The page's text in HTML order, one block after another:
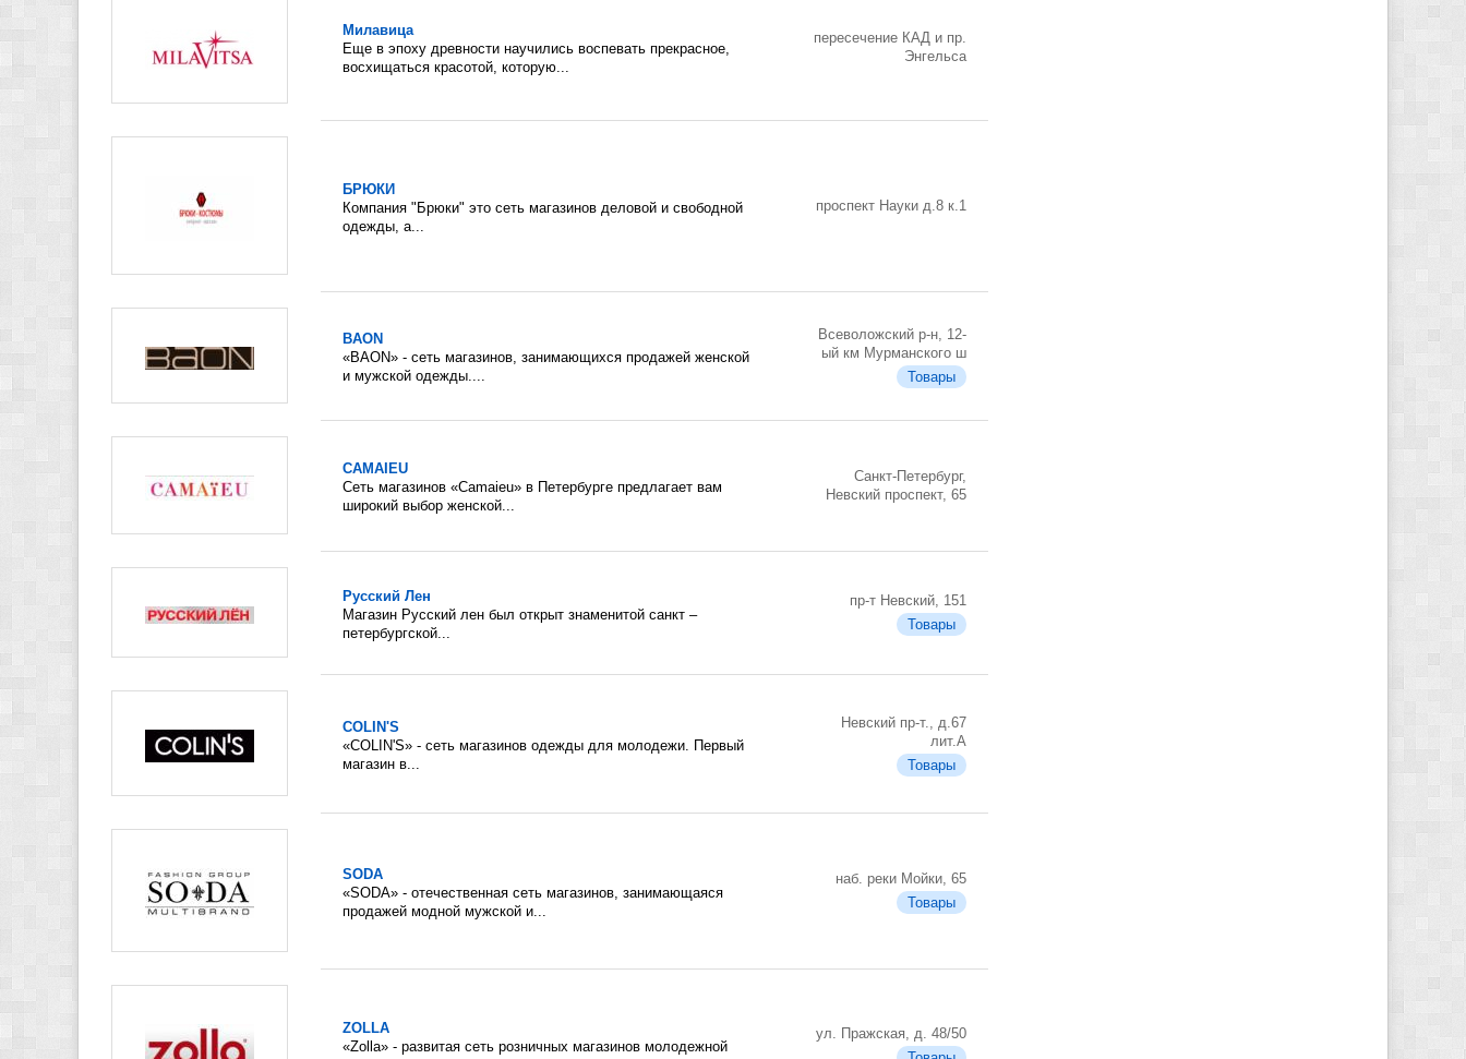
Милавица
Еще в эпоху древности научились воспевать прекрасное,
восхищаться красотой, которую...
пересечение КАД и пр.
Энгельса
БРЮКИ
Компания "Брюки" это сеть магазинов деловой и свободной
одежды, а...
проспект Науки д.8 к.1
BAON
«BAON» - сеть магазинов, занимающихся продажей женской
и мужской одежды....
Всеволожский р-н, 12-
ый км Мурманского ш
Товары
CAMAIEU
Сеть магазинов «Camaieu» в Петербурге предлагает вам
широкий выбор женской...
Санкт-Петербург,
Невский проспект, 65
Русский Лен
Магазин Русский лен был открыт знаменитой санкт –
петербургской...
пр-т Невский, 151
Товары
COLIN'S
«COLIN'S» - сеть магазинов одежды для молодежи. Первый
магазин в...
Невский пр-т., д.67
лит.А
Товары
SODA
«SODA» - отечественная сеть магазинов, занимающаяся
продажей модной мужской и...
наб. реки Мойки, 65
Товары
ZOLLA
«Zolla» - развитая сеть розничных магазинов молодежной
ул. Пражская, д. 48/50